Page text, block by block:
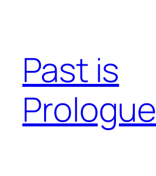
Past is
Prologue